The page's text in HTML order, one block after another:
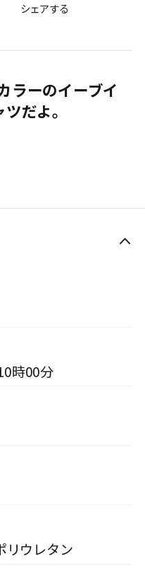
シェアする
ラーのイーブイ
だよ。
時00分
ウレタン